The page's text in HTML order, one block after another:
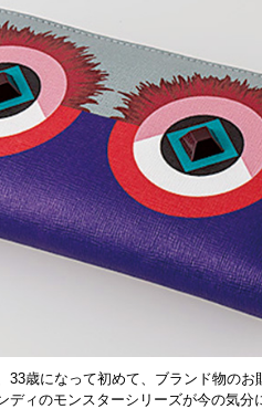
33歳になって初めて、ブランド物のお
ィのモンスターシリーズが今の気分